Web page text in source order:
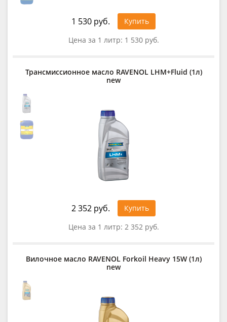
1 530 руб.
Купить
Цена за 1 литр: 1 530 руб.
Трансмиссионное масло RAVENOL LHM+Fluid (1л)
new
2 352 руб.
Купить
Цена за 1 литр: 2 352 руб.
Вилочное масло RAVENOL Forkoil Heavy 15W (1л)
new